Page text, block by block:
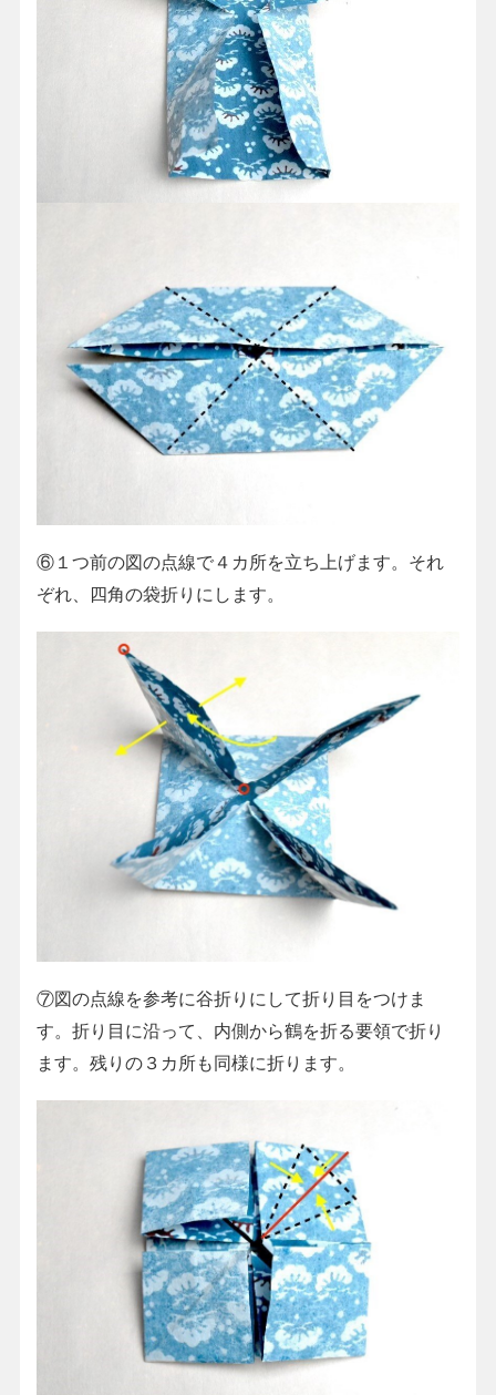
⑥１つ前の図の点線で４カ所を立ち上げます。それ
ぞれ、四角の袋折りにします。
⑦図の点線を参考に谷折りにして折り目をつけま
す。折り目に沿って、内側から鶴を折る要領で折り
ます。残りの３カ所も同様に折ります。